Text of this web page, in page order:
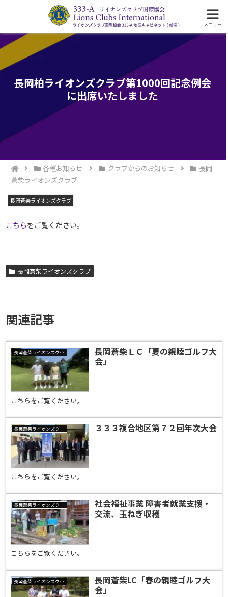
ライオンズクラブ国際協会333-A地区の活動
長岡柏ライオンズクラブ第1000回記念例会
に出席いたしました
各種お知らせ クラブからのお知らせ
長岡
蒼柴ライオンズクラブ
長岡蒼柴ライオンズクラブ
こちらをご覧ください。
長岡蒼柴ライオンズクラブ
関連記事
長岡蒼柴ライオンズクラブ
長岡蒼柴ＬＣ「夏の親睦ゴルフ大
会」
こちらをご覧ください。
長岡蒼柴ライオンズクラブ ３３３複合地区第７２回年次大会
こちらをご覧ください。
長岡蒼柴ライオンズクラブ
社会福祉事業 障害者就業支援・
交流、玉ねぎ収穫
こちらをご覧ください。
長岡蒼柴ライオンズクラブ
長岡蒼柴LC「春の親睦ゴルフ大
会」
メニュー